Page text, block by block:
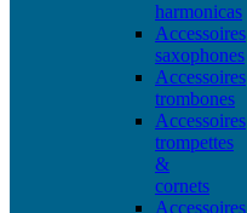
harmonicas
Accessoires
saxophones
Accessoires
trombones
Accessoires
trompettes
&
cornets
Accessoires